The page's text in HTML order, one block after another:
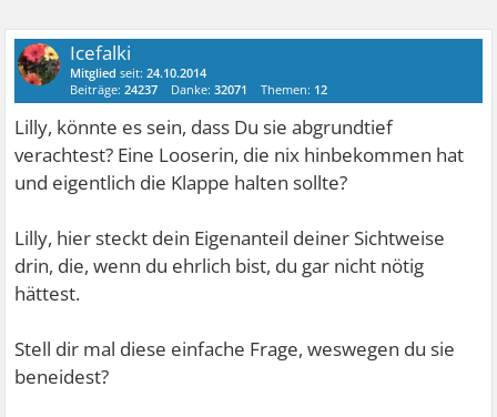
Icefalki
Mitglied seit:24.10.2014
Beiträge:24237 Danke:32071 Themen: 12
Lilly, könnte es sein, dass Du sie abgrundtief
verachtest? Eine Looserin, die nix hinbekommen hat
und eigentlich die Klappe halten sollte?
Lilly, hier steckt dein Eigenanteil deiner Sichtweise
drin, die, wenn du ehrlich bist, du gar nicht nötig
hättest.
Stell dir mal diese einfache Frage, weswegen du sie
beneidest?